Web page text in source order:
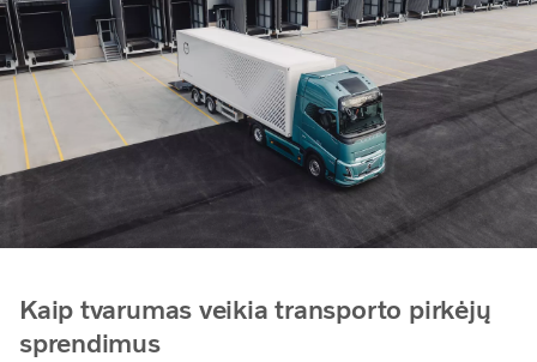
Kaip tvarumas veikia transporto pirkėjų
sprendimus